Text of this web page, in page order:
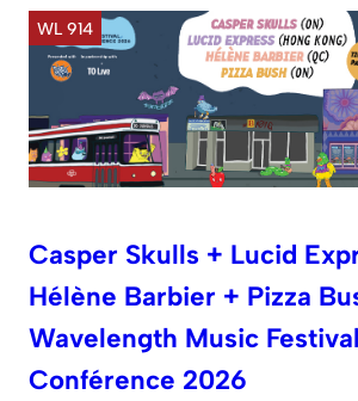
WL 914
Casper Skulls + Lucid
Hélène Barbier + Pizza
Wavelength Music
Conférence 2026